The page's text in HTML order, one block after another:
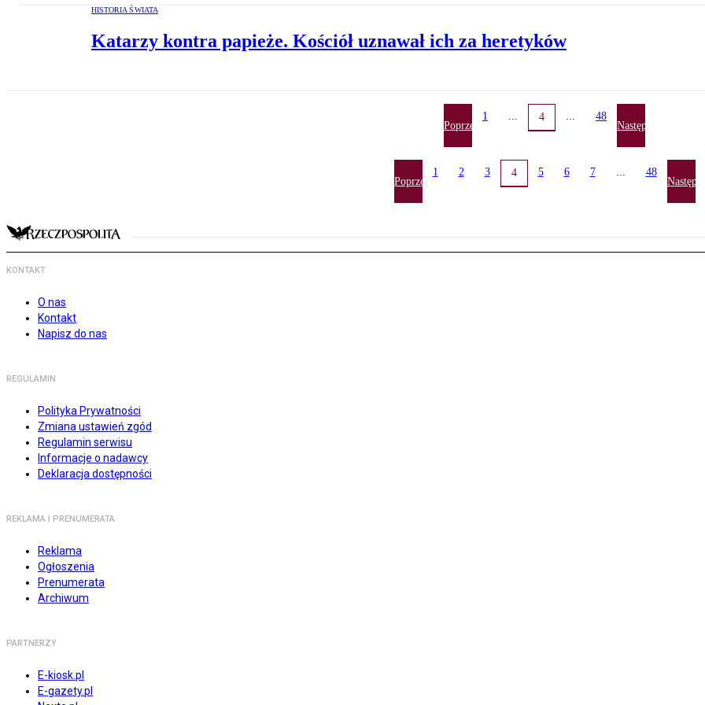
HISTORIA ŚWIATA
Katarzy kontra papieże. Kościół uznawał ich za heretyków
Poprzednia
1 ... 4 ... 48
Następna
Poprzednia
1 2 3 4 5 6 7 ... 48
KONTAKT
O nas
Kontakt
Napisz do nas
REGULAMIN
Polityka Prywatności
Zmiana ustawień zgód
Regulamin serwisu
Informacje o nadawcy
Deklaracja dostępności
REKLAMA I PRENUMERATA
Reklama
Ogłoszenia
Prenumerata
Archiwum
PARTNERZY
E-kiosk.pl
E-gazety.pl